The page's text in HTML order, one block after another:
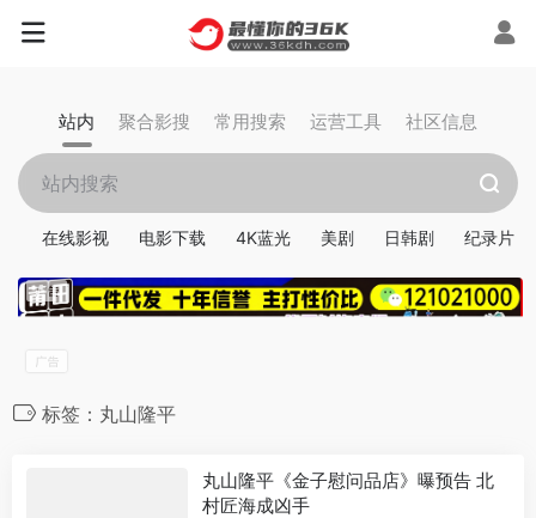
站内 聚合影搜 常用搜索 运营工具 社区信息
在线影视 电影下载 4K蓝光 美剧 日韩剧 纪录片
标签：丸山隆平
丸山隆平《金子慰问品店》曝预告 北
村匠海成凶手